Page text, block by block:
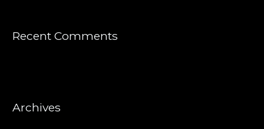
Recent Comments
Archives